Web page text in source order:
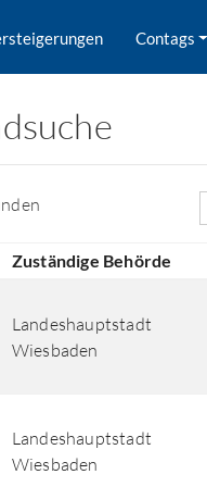
Contags
Zuständige Behörde
Landeshauptstadt
Wiesbaden
Landeshauptstadt
Wiesbaden